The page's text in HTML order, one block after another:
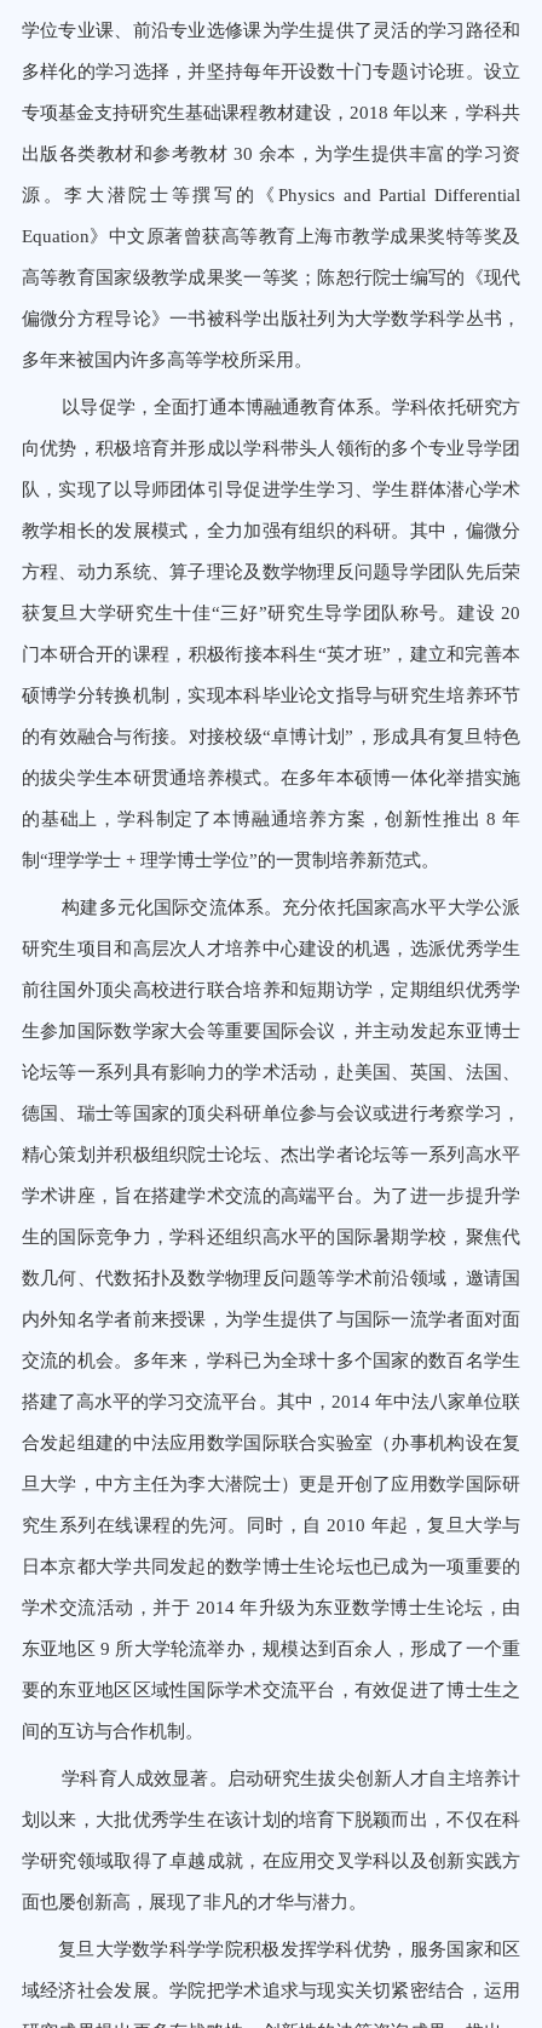
学位专业课、前沿专业选修课为学生提供了灵活的学习路径和
多样化的学习选择，并坚持每年开设数十门专题讨论班。 设立
专项基金支持研究生基础课程教材建设， 2018 年以来，学科共
出版各类教材和参考教材 30 余本，为学生提供丰富的学习资
源。李大潜院士等撰写的《Physics and Partial Differential
Equation》中文原著曾获高等教育上海市教学成果奖特等奖及
高等教育国家级教学成果奖一等奖；陈恕行院士编写的《现代
偏微分方程导论》一书被科学出版社列为大学数学科学丛书，
多年来被国内许多高等学校所采用。
以导促学，全面打通本博融通教育体系。学科依托研究方
向优势，积极培育并形成以学科带头人领衔的多个专业导学团
队，实现了以导师团体引导促进学生学习、学生群体潜心学术
教学相长的发展模式，全力加强有组织的科研。其中，偏微分
方程、动力系统、算子理论及数学物理反问题导学团队先后荣
获复旦大学研究生十佳“三好”研究生导学团队称号。建设 20
门本研合开的课程，积极衔接本科生“英才班”，建立和完善本
硕博学分转换机制，实现本科毕业论文指导与研究生培养环节
的有效融合与衔接。对接校级“卓博计划”，形成具有复旦特色
的拔尖学生本研贯通培养模式。在多年本硕博一体化举措实施
的基础上，学科制定了本博融通培养方案，创新性推出8年
制“理学学士 + 理学博士学位”的一贯制培养新范式。
构建多元化国际交流体系。充分依托国家高水平大学公派
研究生项目和高层次人才培养中心建设的机遇，选派优秀学生
前往国外顶尖高校进行联合培养和短期访学，定期组织优秀学
生参加国际数学家大会等重要国际会议，并主动发起东亚博士
论坛等一系列具有影响力的学术活动，赴美国、英国、法国、
德国、瑞士等国家的顶尖科研单位参与会议或进行考察学习，
精心策划并积极组织院士论坛、杰出学者论坛等一系列高水平
学术讲座，旨在搭建学术交流的高端平台。为了进一步提升学
生的国际竞争力，学科还组织高水平的国际暑期学校，聚焦代
数几何、代数拓扑及数学物理反问题等学术前沿领域， 邀请国
内外知名学者前来授课，为学生提供了与国际一流学者面对面
交流的机会。多年来，学科已为全球十多个国家的数百名学生
搭建了高水平的学习交流平台。其中， 2014 年中法八家单位联
合发起组建的中法应用数学国际联合实验室（办事机构设在复
旦大学，中方主任为李大潜院士）更是开创了应用数学国际研
究生系列在线课程的先河。同时，自 2010 年起，复旦大学与
日本京都大学共同发起的数学博士生论坛也已成为一项重要的
学术交流活动，并于 2014年升级为东亚数学博士生论坛，由
东亚地区9 所大学轮流举办，规模达到百余人，形成了一个重
要的东亚地区区域性国际学术交流平台，有效促进了博士生之
间的互访与合作机制。
学科育人成效显著。启动研究生拔尖创新人才自主培养计
划以来，大批优秀学生在该计划的培育下脱颖而出，不仅在科
学研究领域取得了卓越成就，在应用交叉学科以及创新实践方
面也屡创新高，展现了非凡的才华与潜力。
复旦大学数学科学学院积极发挥学科优势，服务国家和区
域经济社会发展。学院把学术追求与现实关切紧密结合，运用